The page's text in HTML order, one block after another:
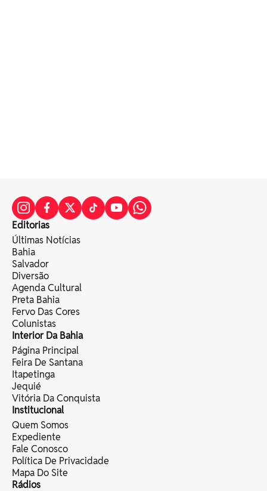
Editorias
Últimas Notícias
Bahia
Salvador
Diversão
Agenda Cultural
Preta Bahia
Fervo Das Cores
Colunistas
Interior Da Bahia
Página Principal
Feira De Santana
Itapetinga
Jequié
Vitória Da Conquista
Institucional
Quem Somos
Expediente
Fale Conosco
Política De Privacidade
Mapa Do Site
Rádios